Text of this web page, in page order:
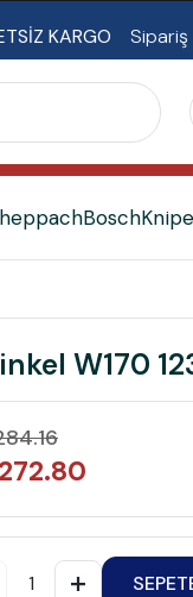
KARGO Sipariş
Bosch
W170